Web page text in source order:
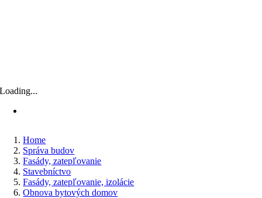
Loading...
Home
Správa budov
Fasády, zatepľovanie
Stavebníctvo
Fasády, zatepľovanie, izolácie
Obnova bytových domov